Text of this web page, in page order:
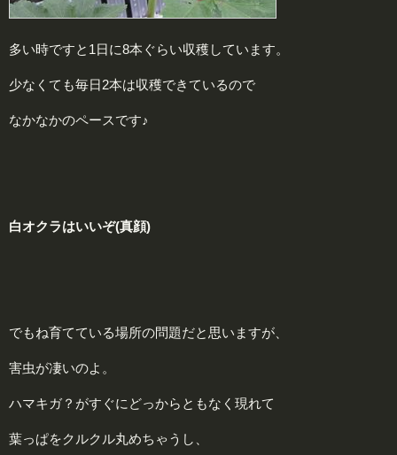
多い時ですと1日に8本ぐらい収穫しています。
少なくても毎日2本は収穫できているので
なかなかのペースです♪
白オクラはいいぞ(真顔)
でもね育てている場所の問題だと思いますが、
害虫が凄いのよ。
ハマキガ？がすぐにどっからともなく現れて
葉っぱをクルクル丸めちゃうし、